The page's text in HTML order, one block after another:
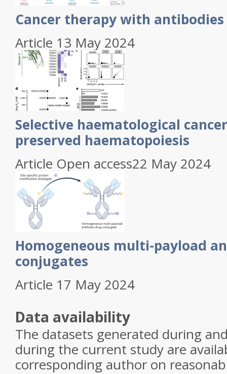
Cancer therapy with antibodies
Article 13 May 2024
Selective haematological
preserved haematopoiesis
Article Open access22 May 2024
Homogeneous multi-payload
conjugates
Article 17 May 2024
Data availability
The datasets generated during
during the current study are
corresponding author on